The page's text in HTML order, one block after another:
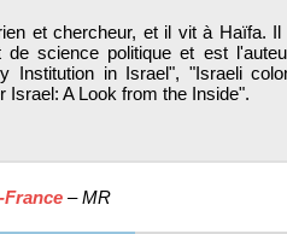
et chercheur, et il vit à Haïfa. Il
science politique et est
Institution in Israel", "Israeli
Israel: A Look from the Inside".
France – MR